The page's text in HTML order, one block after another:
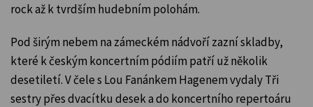
rock až k tvrdším hudebním polohám.
Pod širým nebem na zámeckém nádvoří zazní skladby,
které k českým koncertním pódiím patří už několik
desetiletí. V čele s Lou Fanánkem Hagenem vydaly Tři
sestry přes dvacítku desek a do koncertního repertoáru